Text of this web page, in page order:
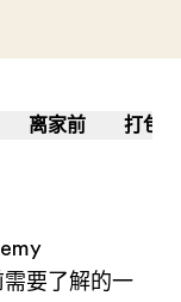
离家前 打包
需要了解的一